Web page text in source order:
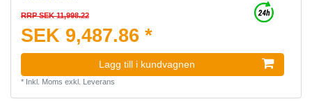
RRP SEK 11,998.22
SEK 9,487.86 *
Lagg till i kundvagnen
* Inkl. Moms exkl. Leverans